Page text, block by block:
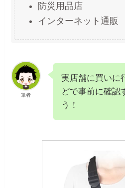
防災用品店
インターネット通販
筆者
実店舗に買いに
どで事前に確認
う！